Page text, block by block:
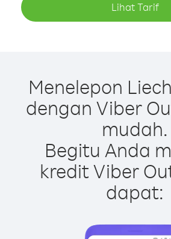
Lihat Tarif
Menelepon
dengan Viber
mudah.
Begitu Anda
kredit Viber
dapat: